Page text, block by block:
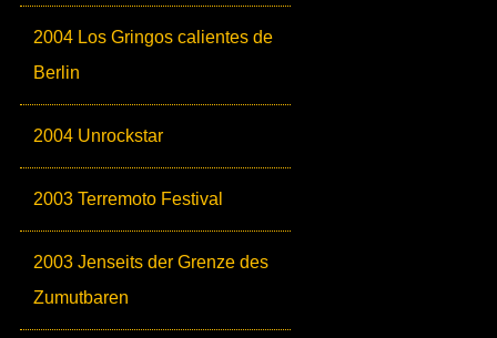
2004 Los Gringos calientes de
Berlin
2004 Unrockstar
2003 Terremoto Festival
2003 Jenseits der Grenze des
Zumutbaren